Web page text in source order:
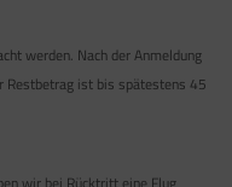
werden. Nach der Anmeldung
Restbetrag ist bis spätestens 45